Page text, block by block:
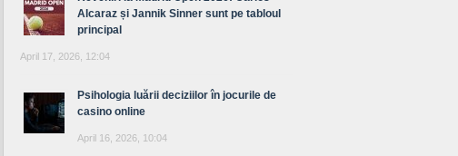
Alcaraz și Jannik Sinner sunt pe tabloul
principal
April 17, 2026, 12:04
Psihologia luării deciziilor în jocurile de
casino online
April 16, 2026, 10:04